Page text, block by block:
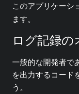
このアプリケーシ
ます。
ログ記録
一般的な開発者で
を出力するコード
う。